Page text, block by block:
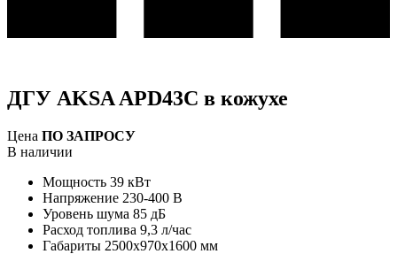
ДГУ AKSA APD43C в кожухе
Цена ПО ЗАПРОСУ
В наличии
Мощность 39 кВт
Напряжение 230-400 В
Уровень шума 85 дБ
Расход топлива 9,3 л/час
Габариты 2500x970x1600 мм